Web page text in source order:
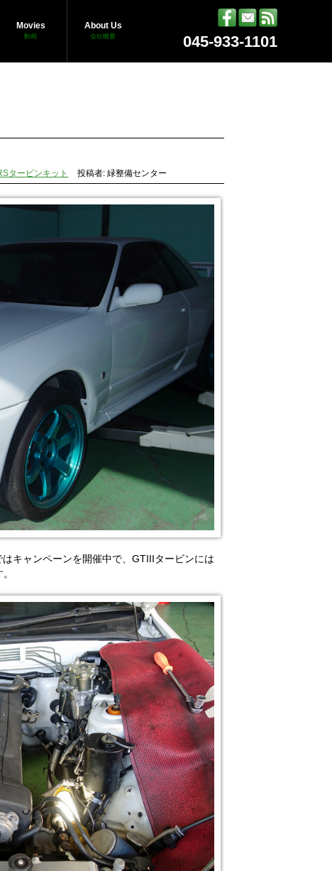
Movies
動画
About Us
会社概要 045-933-1101
タービンキット 投稿者: 緑整備センター
キャンペーンを開催中で、GTIIIタービンには